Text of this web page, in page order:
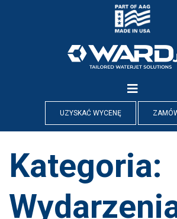
UZYSKAĆ WYCENĘ
Kategoria: